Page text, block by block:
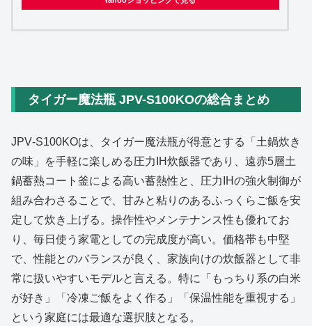
タイガー魔法瓶 JPV-S100KOの総合まとめ
JPV‑S100KOは、タイガー魔法瓶が得意とする「土鍋炊き
の味」を手軽に楽しめる圧力IH炊飯器であり、遠赤5層土
鍋蓄熱コート釜による高い蓄熱性と、圧力IHの強火制御が
組み合わさることで、甘みと粘りのあるふっくらご飯を安
定して炊き上げる。操作性やメンテナンス性も優れてお
り、毎日使う家電としての完成度が高い。価格帯も中堅
で、性能とのバランスが良く、家族向けの炊飯器として非
常に扱いやすいモデルと言える。特に「もっちり系の白米
が好き」「冷凍ご飯をよく作る」「保温性能を重視する」
という家庭には最適な選択肢となる。